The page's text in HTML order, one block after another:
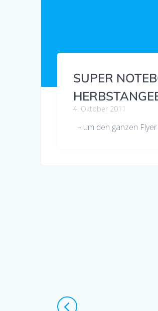
SUPER
4. Oktober 2011
– um den ganzen